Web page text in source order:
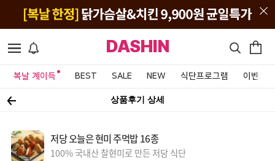
DASHIN
복날 계이득 BEST SALE NEW 식단프로그램 이벤트&
상품후기 상세
저당 오늘은 현미 주먹밥 16종
100% 국내산 찰현미로 만든 저당 식단